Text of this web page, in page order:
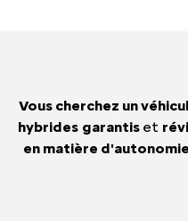
Vous cherchez un
hybrides garantis et
en matière